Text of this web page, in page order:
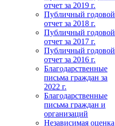
отчет за 2019 г.
Публичный годовой
отчет за 2018 г.
Публичный годовой
отчет за 2017 г.
Публичный годовой
отчет за 2016 г.
Благодарственные
письма граждан за
2022 г.
Благодарственные
письма граждан и
организаций
Независимая оценка